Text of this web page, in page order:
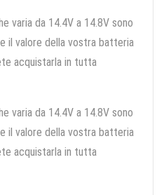
varia da 14.4V a 14.8V sono
il valore della vostra batteria
acquistarla in tutta
varia da 14.4V a 14.8V sono
il valore della vostra batteria
acquistarla in tutta